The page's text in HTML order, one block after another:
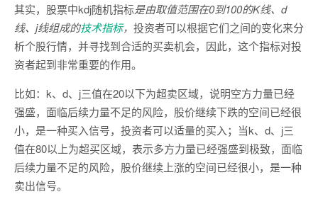
其实，股票中kdj随机指标是由取值范围在0到100的K线、d
线、j线组成的技术指标， 投资者可以根据它们之间的变化来分
析个股行情，并寻找到合适的买卖机会，因此，这个指标对投
资者起到非常重要的作用。
比如：k、d、j三值在20以下为超卖区域，说明空方力量已经
强盛，面临后续力量不足的风险，股价继续下跌的空间已经很
小，是一种买入信号，投资者可以适量的买入；当k、d、j三
值在80以上为超买区域，表示多方力量已经强盛到极致，面临
后续力量不足的风险，股价继续上涨的空间已经很小，是一种
卖出信号。